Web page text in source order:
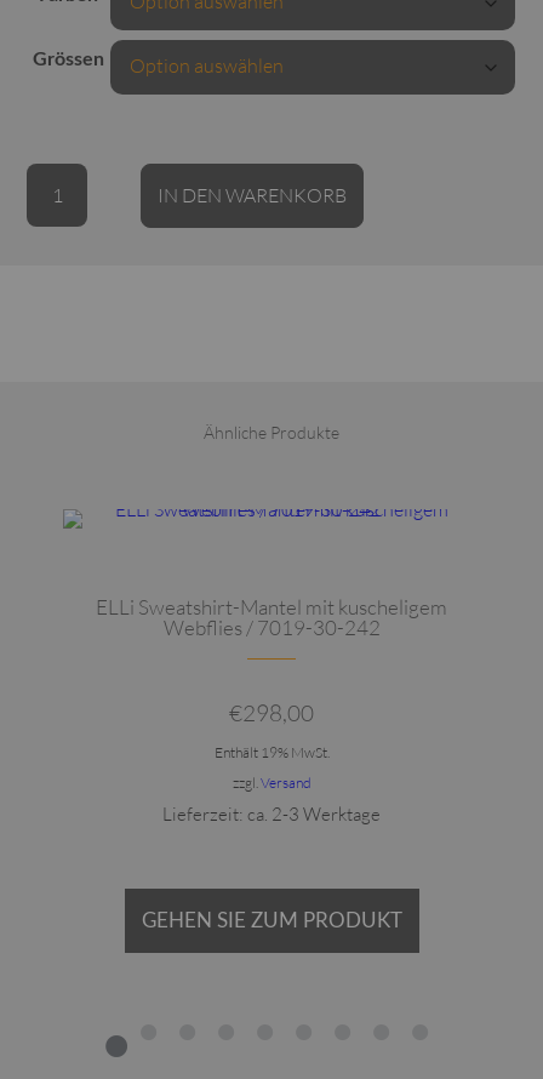
Grössen
ELLi
Kleid
IN DEN WARENKORB
Alternative:
Ähnliche Produkte
Dieses Produkt weist mehrere Varianten auf. Die Optionen können auf der Produktseite gewählt werden
ELLi Sweatshirt-Mantel mit kuscheligem
Webflies / 7019-30-242
€298,00
Enthält 19% MwSt.
zzgl. Versand
Lieferzeit: ca. 2-3 Werktage
GEHEN SIE ZUM PRODUKT
1